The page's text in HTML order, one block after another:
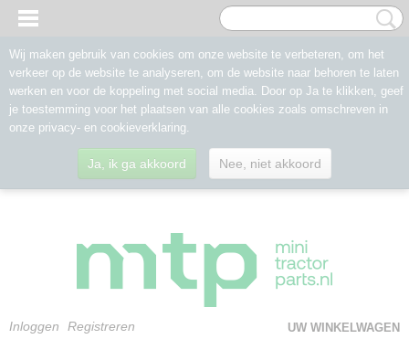
Inloggen Registreren
UW WINKELWAGEN
Wij maken gebruik van cookies om onze website te verbeteren, om het
verkeer op de website te analyseren, om de website naar behoren te laten
werken en voor de koppeling met social media. Door op Ja te klikken, geef
je toestemming voor het plaatsen van alle cookies zoals omschreven in
onze privacy- en cookieverklaring.
Ja, ik ga akkoord Nee, niet akkoord